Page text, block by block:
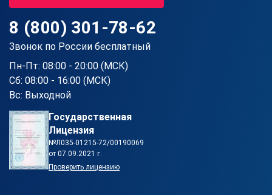
8 (800) 301-78-62
Звонок по России бесплатный
Пн-Пт: 08:00 - 20:00 (МСК)
Сб: 08:00 - 16:00 (МСК)
Вс: Выходной
Государственная
Лицензия
№Л035-01215-72/00190069
от 07.09.2021 г.
Проверить лицензию